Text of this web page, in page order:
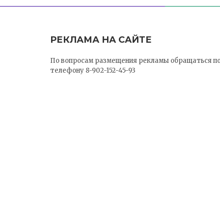
РЕКЛАМА НА САЙТЕ
По вопросам размещения рекламы обращаться
телефону 8-902-152-45-93